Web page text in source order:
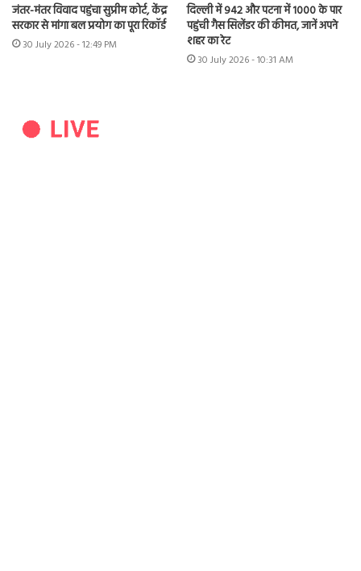
जंतर-मंतर विवाद पहुंचा सुप्रीम कोर्ट, केंद्र
सरकार से मांगा बल प्रयोग का पूरा रिकॉर्ड
30 July 2026 - 12:49 PM
दिल्ली में 942 और पटना में 1000 के पार
पहुंची गैस सिलेंडर की कीमत, जानें अपने
शहर का रेट
30 July 2026 - 10:31 AM